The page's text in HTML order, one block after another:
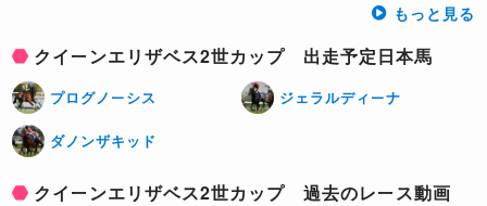
もっと見る
クイーンエリザベス2世カップ 出走予定日本馬
プログノーシス ジェラルディーナ
ダノンザキッド
クイーンエリザベス2世カップ 過去のレース動画